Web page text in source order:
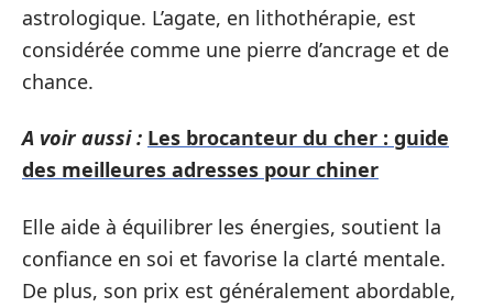
astrologique. L’agate, en lithothérapie, est
considérée comme une pierre d’ancrage et de
chance.
A voir aussi : Les brocanteur du cher : guide
des meilleures adresses pour chiner
Elle aide à équilibrer les énergies, soutient la
confiance en soi et favorise la clarté mentale.
De plus, son prix est généralement abordable,